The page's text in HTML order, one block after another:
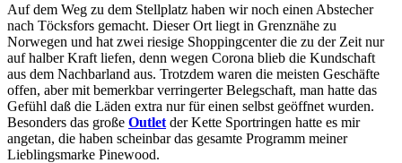
Auf dem Weg zu dem Stellplatz haben wir noch einen Abstecher
nach Töcksfors gemacht. Dieser Ort liegt in Grenznähe zu
Norwegen und hat zwei riesige Shoppingcenter die zu der Zeit nur
auf halber Kraft liefen, denn wegen Corona blieb die Kundschaft
aus dem Nachbarland aus. Trotzdem waren die meisten Geschäfte
offen, aber mit bemerkbar verringerter Belegschaft, man hatte das
Gefühl daß die Läden extra nur für einen selbst geöffnet wurden.
Besonders das große Outlet der Kette Sportringen hatte es mir
angetan, die haben scheinbar das gesamte Programm meiner
Lieblingsmarke Pinewood.